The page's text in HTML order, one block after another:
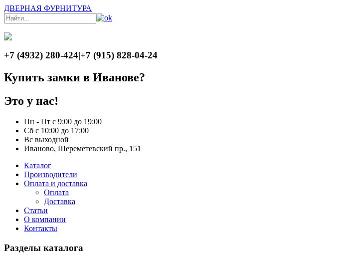
ДВЕРНАЯ ФУРНИТУРА
+7 (4932) 280-424|+7 (915) 828-04-24
Купить замки в Иванове?
Это у нас!
Пн - Пт с 9:00 до 19:00
Сб с 10:00 до 17:00
Вс выходной
Иваново, Шереметевский пр., 151
Каталог
Производители
Оплата и доставка
Оплата
Доставка
Статьи
О компании
Контакты
Разделы каталога